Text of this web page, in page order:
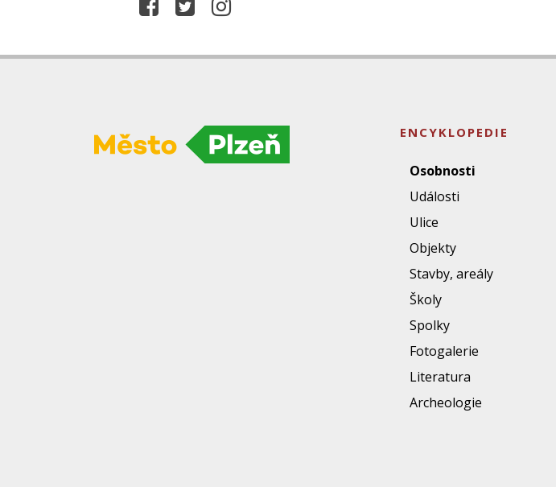
ENCYKLOPEDIE
Osobnosti
Události
Ulice
Objekty
Stavby, areály
Školy
Spolky
Fotogalerie
Literatura
Archeologie